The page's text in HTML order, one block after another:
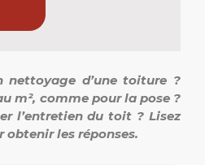
nettoyage d’une toiture ?
m², comme pour la pose ?
l’entretien du toit ? Lisez
les réponses.